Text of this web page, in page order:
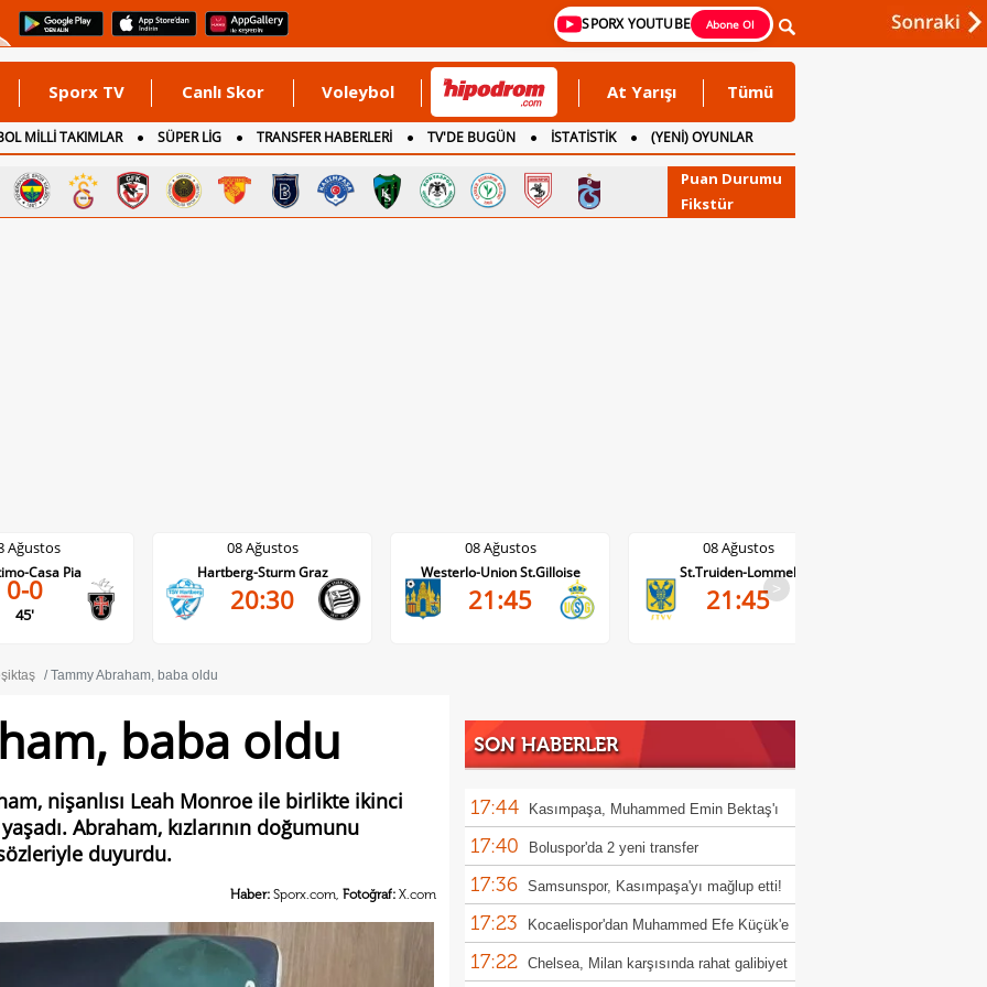
SPORX YOUTUBE Abone Ol
Sporx TV Canlı Skor Voleybol At Yarışı Tümü
MİLLİ TAKIMLAR SÜPER LİG TRANSFER HABERLERİ TV'DE BUGÜN İSTATİSTİK
(YENİ) OYUNLAR
Puan Durumu
Fikstür
Hartberg-Sturm Graz
20:30
Westerlo-Union St.Gilloise
21:45
St.Truiden-Lommel
21:45
Standard Liege-Cercle Brugge
19:15
>
Tammy Abraham, baba oldu
baba oldu
nişanlısı Leah Monroe ile birlikte ikinci
Abraham, kızlarının doğumunu
duyurdu.
Haber: Sporx.com, Fotoğraf: X.com
SON HABERLER
17:44 Kasımpaşa, Muhammed Emin Bektaş'ı
açıkladı!
17:40 Boluspor'da 2 yeni transfer
17:36 Samsunspor, Kasımpaşa'yı mağlup etti!
17:23 Kocaelispor'dan Muhammed Efe Küçük'e
5 yıllık imza
17:22 Chelsea, Milan karşısında rahat galibiyet